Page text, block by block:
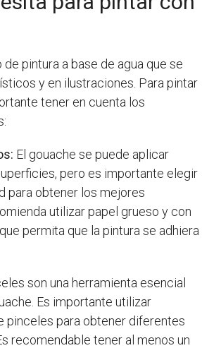
pintura a base de agua que se
y en ilustraciones. Para pintar
tener en cuenta los
El gouache se puede aplicar
pero es importante elegir
para obtener los mejores
utilizar papel grueso y con
permita que la pintura se adhiera
son una herramienta esencial
Es importante utilizar
pinceles para obtener diferentes
recomendable tener al menos un